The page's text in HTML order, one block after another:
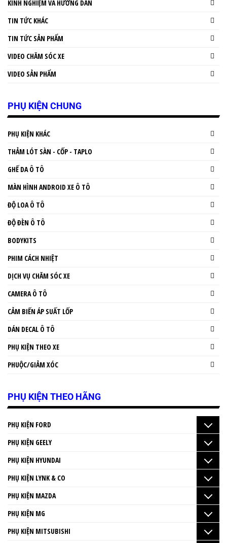
KINH NGHIỆM VÀ HƯỚNG DẪN
TIN TỨC KHÁC
TIN TỨC SẢN PHẨM
VIDEO CHĂM SÓC XE
VIDEO SẢN PHẨM
PHỤ KIỆN CHUNG
PHỤ KIỆN KHÁC
THẢM LÓT SÀN - CỐP - TAPLO
GHẾ DA Ô TÔ
MÀN HÌNH ANDROID XE Ô TÔ
ĐỘ LOA Ô TÔ
ĐỘ ĐÈN Ô TÔ
BODYKITS
PHIM CÁCH NHIỆT
DỊCH VỤ CHĂM SÓC XE
CAMERA Ô TÔ
CẢM BIẾN ÁP SUẤT LỐP
DÁN DECAL Ô TÔ
PHỤ KIỆN THEO XE
PHUỘC/GIẢM XÓC
PHỤ KIỆN THEO HÃNG
PHỤ KIỆN FORD
PHỤ KIỆN GEELY
PHỤ KIỆN HYUNDAI
PHỤ KIỆN LYNK & CO
PHỤ KIỆN MAZDA
PHỤ KIỆN MG
PHỤ KIỆN MITSUBISHI